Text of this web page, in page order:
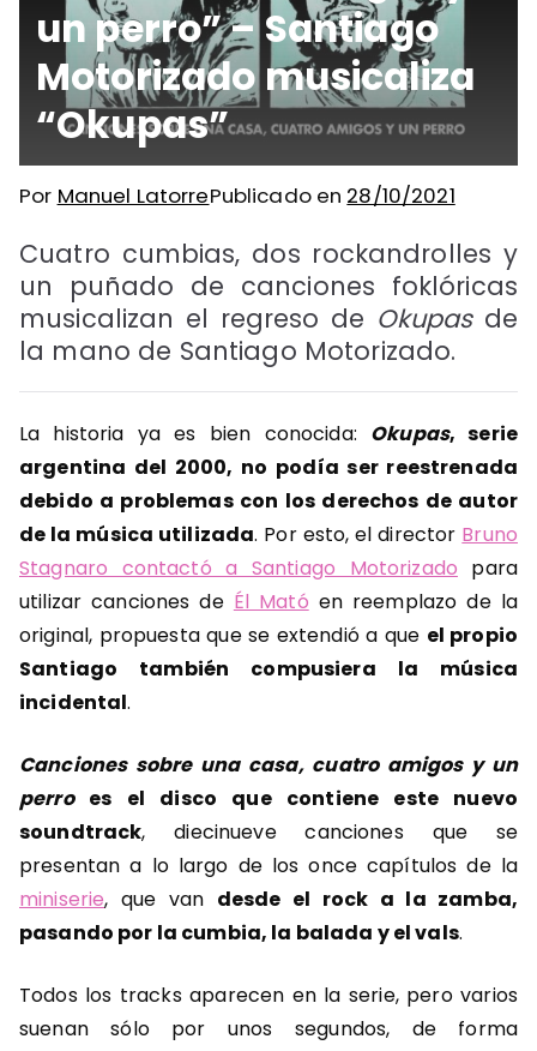
un perro” – Santiago
Motorizado musicaliza
“Okupas”
Por Manuel LatorrePublicado en 28/10/2021
Cuatro cumbias, dos rockandrolles y
un puñado de canciones foklóricas
musicalizan el regreso de Okupas de
la mano de Santiago Motorizado.
La historia ya es bien conocida: Okupas, serie
argentina del 2000, no podía ser reestrenada
debido a problemas con los derechos de autor
de la música utilizada. Por esto, el director Bruno
Stagnaro contactó a Santiago Motorizado para
utilizar canciones de Él Mató en reemplazo de la
original, propuesta que se extendió a que el propio
Santiago también compusiera la música
incidental.
Canciones sobre una casa, cuatro amigos y un
perro es el disco que contiene este nuevo
soundtrack, diecinueve canciones que se
presentan a lo largo de los once capítulos de la
miniserie, que van desde el rock a la zamba,
pasando por la cumbia, la balada y el vals.
Todos los tracks aparecen en la serie, pero varios
suenan sólo por unos segundos, de forma